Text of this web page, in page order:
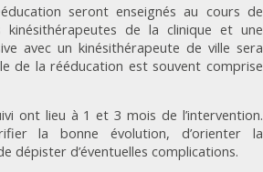
seront enseignés au cours de
kinésithérapeutes de la clinique et une
avec un kinésithérapeute de ville sera
de la rééducation est souvent comprise
ont lieu à 1 et 3 mois de l’intervention.
la bonne évolution, d’orienter la
dépister d’éventuelles complications.